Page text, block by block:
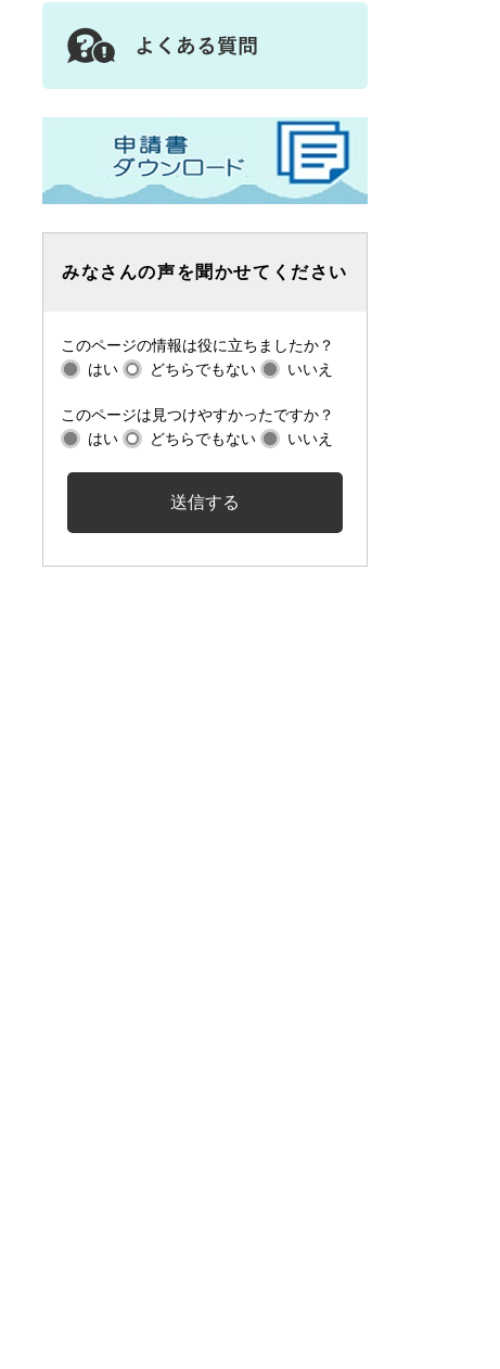
みなさんの声を聞かせてください
このページの情報は役に立ちましたか？
はい
どちらでもない いいえ
このページは見つけやすかったですか？
はい
どちらでもない いいえ